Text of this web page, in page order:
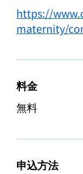
https://
maternity/
料金
無料
申込方法